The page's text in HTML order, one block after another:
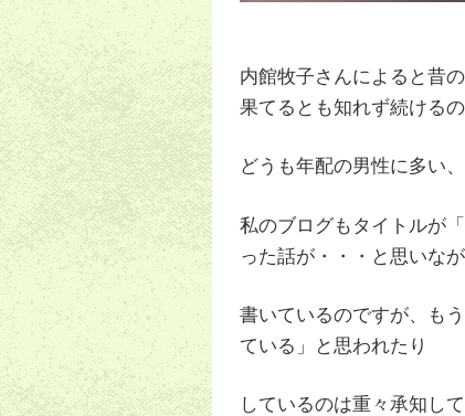
内館牧子さんによると昔
果てるとも知れず続けるの
どうも年配の男性に多い
私のブログもタイトルが
った話が・・・と思いな
書いているのですが、も
ている」と思われたり
しているのは重々承知して